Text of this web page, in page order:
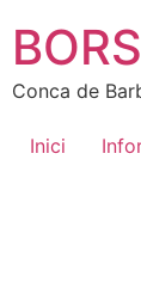
Conca de
Inici